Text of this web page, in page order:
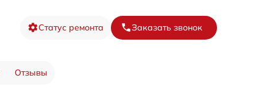
Статус ремонта Заказать звонок
Отзывы